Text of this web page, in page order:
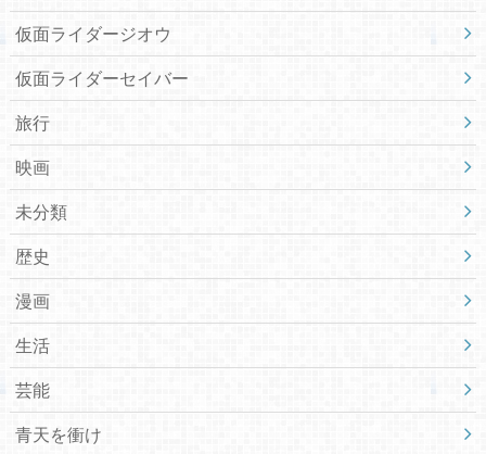
仮面ライダージオウ
仮面ライダーセイバー
旅行
映画
未分類
歴史
漫画
生活
芸能
青天を衝け